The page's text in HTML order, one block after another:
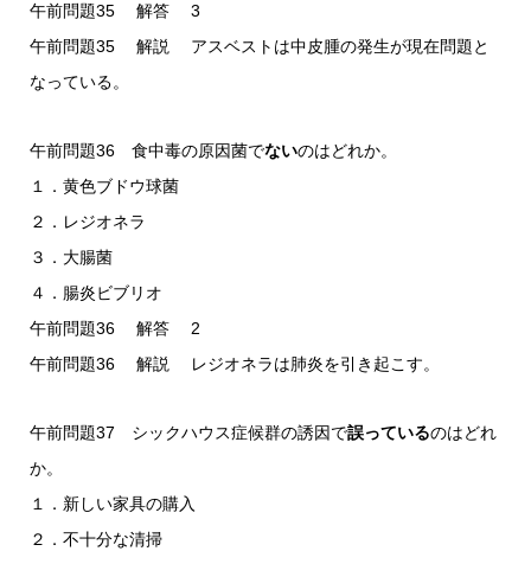
午前問題35 解答 3
午前問題35 解説 アスベストは中皮腫の発生が現在問題と
なっている。
午前問題36 食中毒の原因菌でないのはどれか。
１．黄色ブドウ球菌
２．レジオネラ
３．大腸菌
４．腸炎ビブリオ
午前問題36 解答 2
午前問題36 解説 レジオネラは肺炎を引き起こす。
午前問題37 シックハウス症候群の誘因で誤っているのはどれ
か。
１．新しい家具の購入
２．不十分な清掃